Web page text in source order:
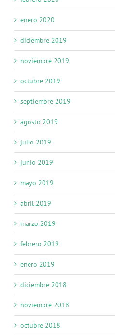
enero 2020
diciembre 2019
noviembre 2019
octubre 2019
septiembre 2019
agosto 2019
julio 2019
junio 2019
mayo 2019
abril 2019
marzo 2019
febrero 2019
enero 2019
diciembre 2018
noviembre 2018
octubre 2018